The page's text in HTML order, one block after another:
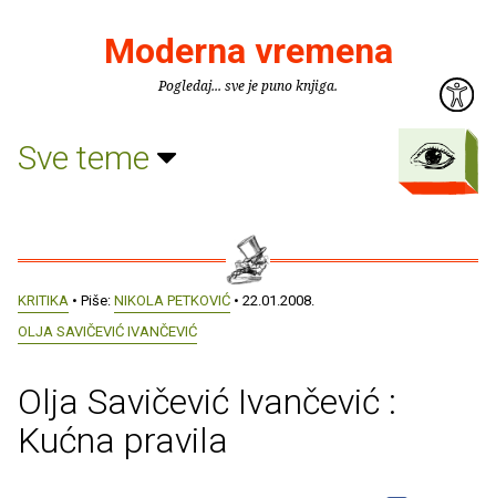
Moderna vremena
Pogledaj... sve je puno knjiga.
Sve teme
KRITIKA • Piše: NIKOLA PETKOVIĆ • 22.01.2008.
OLJA SAVIČEVIĆ IVANČEVIĆ
Olja Savičević Ivančević :
Kućna pravila